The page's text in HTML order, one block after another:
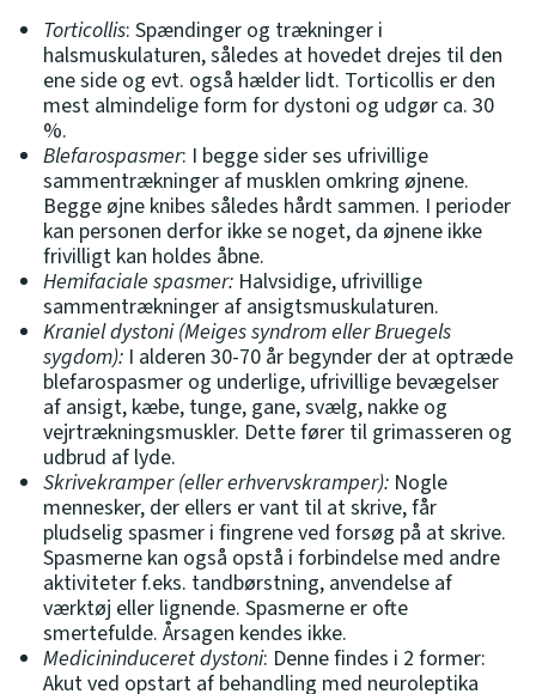
Torticollis: Spændinger og trækninger i
halsmuskulaturen, således at hovedet drejes til den
ene side og evt. også hælder lidt. Torticollis er den
mest almindelige form for dystoni og udgør ca. 30
%.
Blefarospasmer: I begge sider ses ufrivillige
sammentrækninger af musklen omkring øjnene.
Begge øjne knibes således hårdt sammen. I perioder
kan personen derfor ikke se noget, da øjnene ikke
frivilligt kan holdes åbne.
Hemifaciale spasmer: Halvsidige, ufrivillige
sammentrækninger af ansigtsmuskulaturen.
Kraniel dystoni (Meiges syndrom eller Bruegels
sygdom): I alderen 30-70 år begynder der at optræde
blefarospasmer og underlige, ufrivillige bevægelser
af ansigt, kæbe, tunge, gane, svælg, nakke og
vejrtrækningsmuskler. Dette fører til grimasseren og
udbrud af lyde.
Skrivekramper (eller erhvervskramper): Nogle
mennesker, der ellers er vant til at skrive, får
pludselig spasmer i fingrene ved forsøg på at skrive.
Spasmerne kan også opstå i forbindelse med andre
aktiviteter f.eks. tandbørstning, anvendelse af
værktøj eller lignende. Spasmerne er ofte
smertefulde. Årsagen kendes ikke.
Medicininduceret dystoni: Denne findes i 2 former:
Akut ved opstart af behandling med neuroleptika